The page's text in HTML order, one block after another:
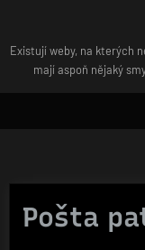
content
Existují weby, na kterých
mají aspoň nějaký
Pošta